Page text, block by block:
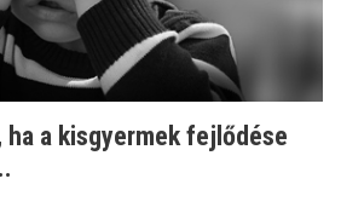
ha a kisgyermek fejlődése